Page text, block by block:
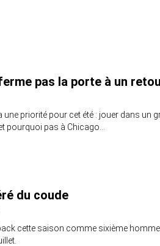
pas la porte à un
une priorité pour cet été : jouer dans un
pourquoi pas à Chicago…
du coude
cette saison comme sixième